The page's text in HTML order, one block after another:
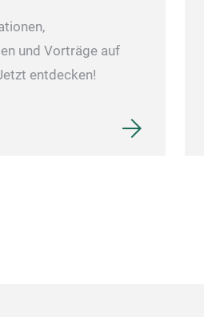
und Vorträge auf
entdecken!